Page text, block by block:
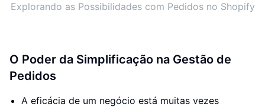
Explorando as Possibilidades com Pedidos no Shopify
O Poder da Simplificação na Gestão de
Pedidos
A eficácia de um negócio está muitas vezes